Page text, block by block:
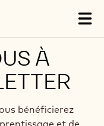
À
bénéficierez
et de